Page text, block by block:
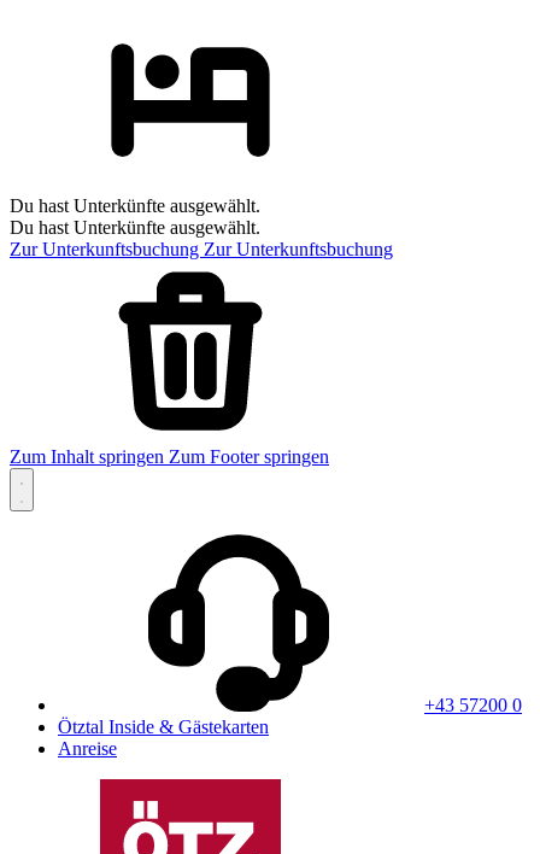
Du hast Unterkünfte ausgewählt.
Du hast Unterkünfte ausgewählt.
Zur Unterkunftsbuchung Zur Unterkunftsbuchung
Zum Inhalt springen Zum Footer springen
+43 57200 0
Ötztal Inside & Gästekarten
Anreise